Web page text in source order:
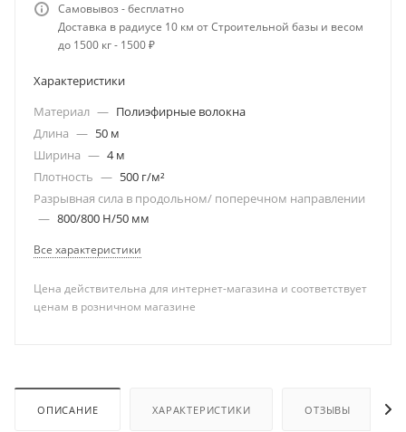
Самовывоз - бесплатно
Доставка в радиусе 10 км от Строительной базы и весом
до 1500 кг - 1500 ₽
Характеристики
Материал — Полиэфирные волокна
Длина — 50 м
Ширина — 4 м
Плотность — 500 г/м²
Разрывная сила в продольном/ поперечном направлении
— 800/800 Н/50 мм
Все характеристики
Цена действительна для интернет-магазина и соответствует
ценам в розничном магазине
ОПИСАНИЕ ХАРАКТЕРИСТИКИ ОТЗЫВЫ